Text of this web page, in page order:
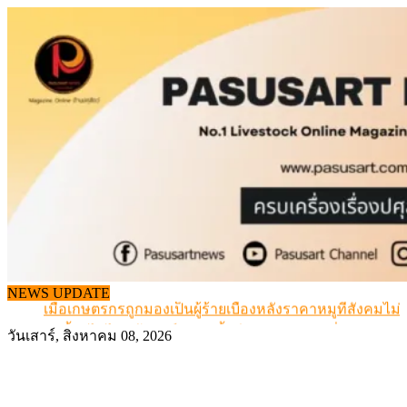
content
NEWS UPDATE
สกัดลักลอบนำเข้าเอ็นโคแช่แข็งกว่า 12.6 ตัน สมุทรสาคร
เมื่อเกษตรกรถูกมองเป็นผู้ร้ายเบื้องหลังราคาหมูที่สังคมไม่
สุดอั้น! ไข่ไก่หน้าฟาร์มปรับขึ้นอีก 6 บาท/แผง เริ่ม 7 ส.ค.69
วันเสาร์, สิงหาคม 08, 2026